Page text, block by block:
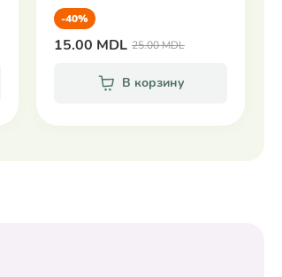
-40%
15.00 MDL 25.00 MDL
В корзину